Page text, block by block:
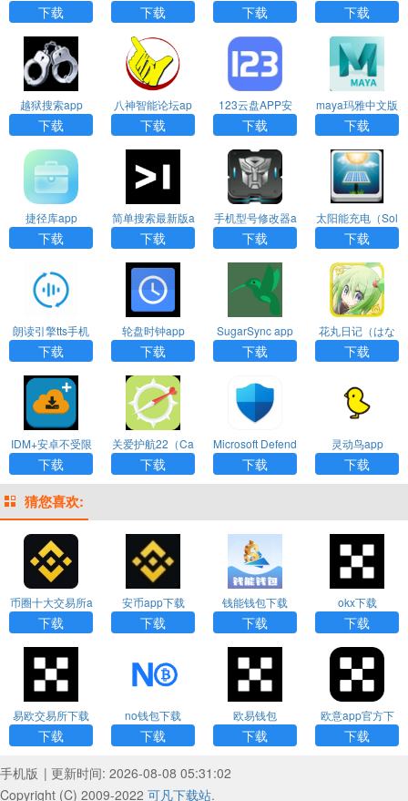
下载 下载
pp
下载
stem分区）中文
版
下载
越狱搜索app
下载
八神智能论坛ap
p
下载
123云盘APP安
卓2026最新版
下载
maya玛雅中文版
下载
捷径库app
下载
简单搜索最新版a
pp
下载
手机型号修改器a
pp
下载
太阳能充电（Sol
arPower）安卓
版app
下载
朗读引擎tts手机
版(MultiTTS)app
下载
下载
轮盘时钟app
下载
SugarSync app
下载
花丸日记（はな
まる日記）App
下载
IDM+安卓不受限
制
下载
关爱护航22（Ca
re Escort 2）app
下载
Microsoft Defend
er App
下载
灵动鸟app
下载
猜您喜欢:
币圈十大交易所a
pp下载
下载
安币app下载
下载
钱能钱包下载
下载
okx下载
下载
易欧交易所下载
下载
no钱包下载
下载
欧易钱包
下载
欧意app官方下
载
下载
手机版 | 更新时间: 2026-08-08 05:31:02
Copyright (C) 2009-2022 可凡下载站.